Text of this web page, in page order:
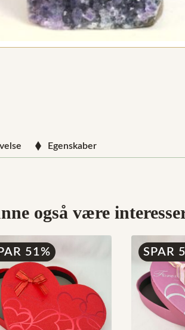
Egenskaber
også være
51% SPAR